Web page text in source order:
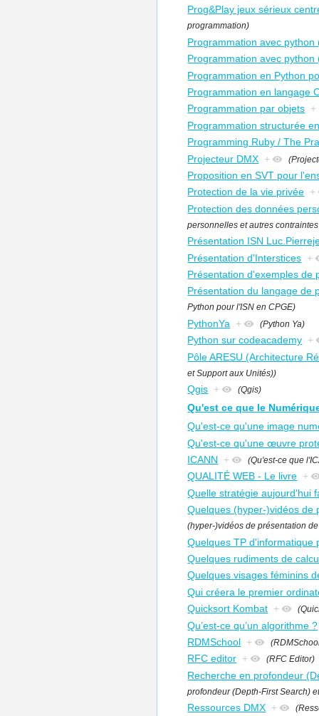
Prog&Play jeux sérieux
programmation)
Programmation avec python
Programmation avec python
Programmation en Python
Programmation en langage
Programmation par objets +
Programmation structurée
Programming Ruby / The
Projecteur DMX +
Proposition en SVT pour
Protection de la vie privée +
Protection des données
personnelles et autres
Présentation ISN
Présentation d'Interstices +
Présentation d'exemples de
Présentation du langage de
Python pour l'ISN en CPGE)
PythonYa + (Python Ya)
Python sur codeacademy +
Pôle ARESU (Architecture
et Support aux Unités))
Qgis + (Qgis)
Qu'est ce que le
Qu'est-ce qu'une image
Qu'est-ce qu'une œuvre
ICANN
+ (Qu'est-ce que
QUALITÉ WEB - Le livre +
Quelle stratégie aujourd'hui
Quelques (hyper-)vidéos de
(hyper-)vidéos de présentation
Quelques TP d'informatique
Quelques rudiments de
Quelques visages féminins
Qui créera le premier
Quicksort Kombat +
Qu’est-ce qu’un algorithme ?
RDMSchool +
RFC editor + (RFC Editor)
Recherche en profondeur
profondeur (Depth-First Search)
Ressources DMX +